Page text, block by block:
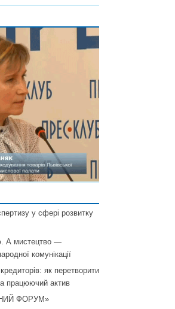
у сфері розвитку
А мистецтво —
комунікації
як перетворити
працюючий актив
ФОРУМ»